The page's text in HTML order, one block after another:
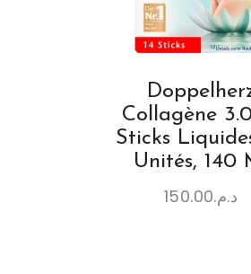
Collagène
Sticks
Unités, 140
د.م.150.00